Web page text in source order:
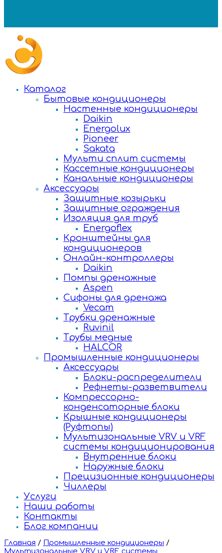
Каталог
Бытовые кондиционеры
Настенные кондиционеры
Daikin
Energolux
Pioneer
Sakata
Мульти сплит системы
Кассетные кондиционеры
Канальные кондиционеры
Аксессуары
Защитные козырьки
Защитные ограждения
Изоляция для труб
Energoflex
Кронштейны для
кондиционеров
Онлайн-контроллеры
Daikin
Помпы дренажные
Aspen
Сифоны для дренажа
Vecam
Трубки дренажные
Ruvinil
Трубы медные
HALCOR
Промышленные кондиционеры
Аксессуары
Блоки-распределители
Рефнеты-разветвители
Компрессорно-
конденсаторные блоки
Крышные кондиционеры
(Руфтопы)
Мультизональные VRV и VRF
системы кондиционирования
Внутренние блоки
Наружные блоки
Прецизионные кондиционеры
Чиллеры
Услуги
Наши работы
Контакты
Блог компании
Главная / Промышленные кондиционеры /
Мультизональные VRV и VRF системы